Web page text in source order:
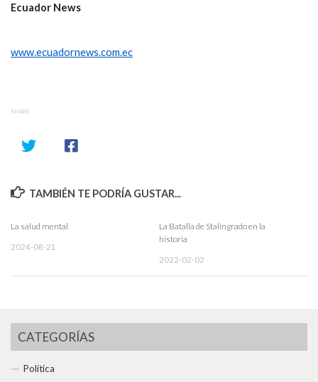
Ecuador News
www.ecuadornews.com.ec
SHARE
TAMBIÉN TE PODRÍA GUSTAR...
La salud mental
2024-08-21
La Batalla de Stalingrado en la
historia
2022-02-02
CATEGORÍAS
Política